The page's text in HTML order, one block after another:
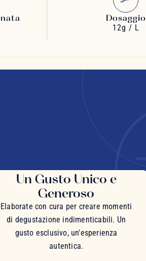
Dosaggio
12g / L
Un Gusto Unico e
Generoso
Elaborate con cura per creare momenti
di degustazione indimenticabili. Un
gusto esclusivo, un'esperienza
autentica.